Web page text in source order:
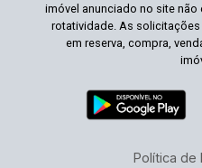
imóvel anunciado no site
rotatividade. As
em reserva, compra,
Política de